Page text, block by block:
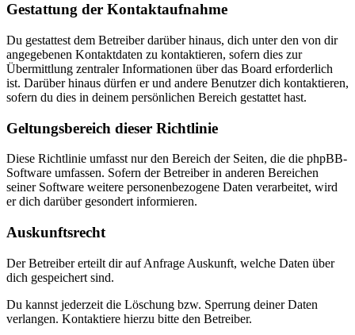
Gestattung der Kontaktaufnahme
Du gestattest dem Betreiber darüber hinaus, dich unter den von dir
angegebenen Kontaktdaten zu kontaktieren, sofern dies zur
Übermittlung zentraler Informationen über das Board erforderlich
ist. Darüber hinaus dürfen er und andere Benutzer dich kontaktieren,
sofern du dies in deinem persönlichen Bereich gestattet hast.
Geltungsbereich dieser Richtlinie
Diese Richtlinie umfasst nur den Bereich der Seiten, die die phpBB-
Software umfassen. Sofern der Betreiber in anderen Bereichen
seiner Software weitere personenbezogene Daten verarbeitet, wird
er dich darüber gesondert informieren.
Auskunftsrecht
Der Betreiber erteilt dir auf Anfrage Auskunft, welche Daten über
dich gespeichert sind.
Du kannst jederzeit die Löschung bzw. Sperrung deiner Daten
verlangen. Kontaktiere hierzu bitte den Betreiber.